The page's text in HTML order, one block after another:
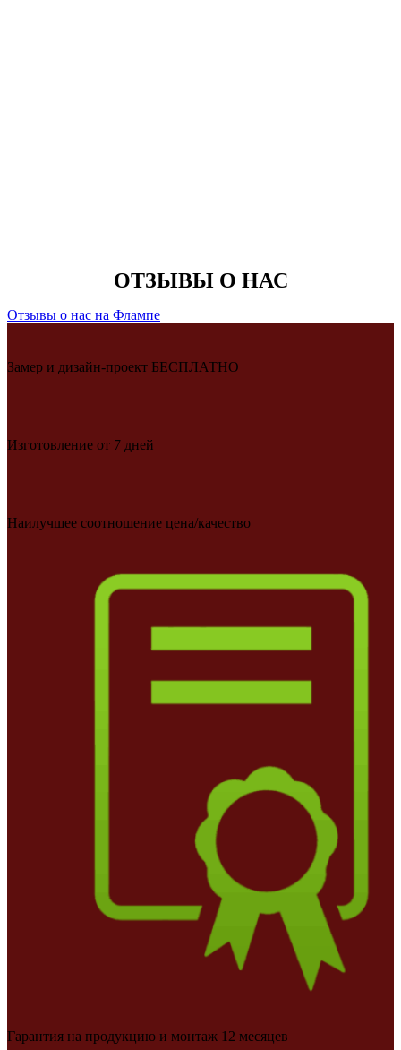
ОТЗЫВЫ О НАС
Отзывы о нас на Флампе
Замер и дизайн-проект БЕСПЛАТНО
Изготовление от 7 дней
Наилучшее соотношение цена/качество
Гарантия на продукцию и монтаж 12 месяцев